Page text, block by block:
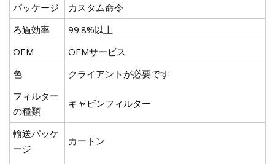
パッケージ
カスタム命令
ろ過効率
99.8%以上
OEM
OEMサービス
色
クライアントが必要です
フィルター
の種類
キャビンフィルター
輸送パッケ
ージ
カートン